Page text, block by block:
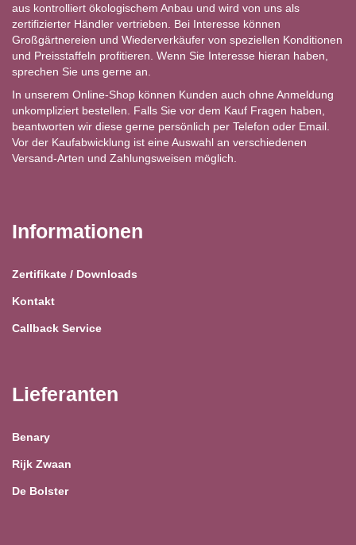
aus kontrolliert ökologischem Anbau und wird von uns als
zertifizierter Händler vertrieben. Bei Interesse können
Großgärtnereien und Wiederverkäufer von speziellen Konditionen
und Preisstaffeln profitieren. Wenn Sie Interesse hieran haben,
sprechen Sie uns gerne an.
In unserem Online-Shop können Kunden auch ohne Anmeldung
unkompliziert bestellen. Falls Sie vor dem Kauf Fragen haben,
beantworten wir diese gerne persönlich per Telefon oder Email.
Vor der Kaufabwicklung ist eine Auswahl an verschiedenen
Versand-Arten und Zahlungsweisen möglich.
Informationen
Zertifikate / Downloads
Kontakt
Callback Service
Lieferanten
Benary
Rijk Zwaan
De Bolster